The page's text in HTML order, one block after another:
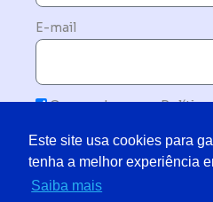
Este site usa cookies para
tenha a melhor experiência
Saiba mais
E-mail
Concordo com a Política